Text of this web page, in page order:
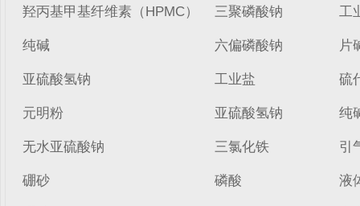
羟丙基甲基纤维素（HPMC）
纯碱
亚硫酸氢钠
元明粉
无水亚硫酸钠
硼砂
三聚磷酸钠
六偏磷酸钠
工业盐
亚硫酸氢钠
三氯化铁
磷酸
工
片
硫
纯
引
液